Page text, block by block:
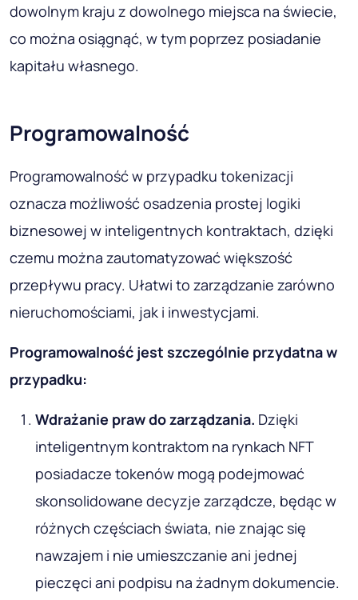
dowolnym kraju z dowolnego miejsca na świecie,
co można osiągnąć, w tym poprzez posiadanie
kapitału własnego.
Programowalność
Programowalność w przypadku tokenizacji
oznacza możliwość osadzenia prostej logiki
biznesowej w inteligentnych kontraktach, dzięki
czemu można zautomatyzować większość
przepływu pracy. Ułatwi to zarządzanie zarówno
nieruchomościami, jak i inwestycjami.
Programowalność jest szczególnie przydatna w
przypadku:
Wdrażanie praw do zarządzania. Dzięki
inteligentnym kontraktom na rynkach NFT
posiadacze tokenów mogą podejmować
skonsolidowane decyzje zarządcze, będąc w
różnych częściach świata, nie znając się
nawzajem i nie umieszczanie ani jednej
pieczęci ani podpisu na żadnym dokumencie.